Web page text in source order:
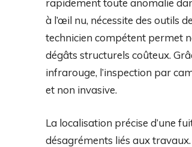
rapidement toute anomalie
à l’œil nu, nécessite des outils
technicien compétent permet
dégâts structurels coûteux.
infrarouge, l’inspection par
et non invasive.
La localisation précise d’une
désagréments liés aux